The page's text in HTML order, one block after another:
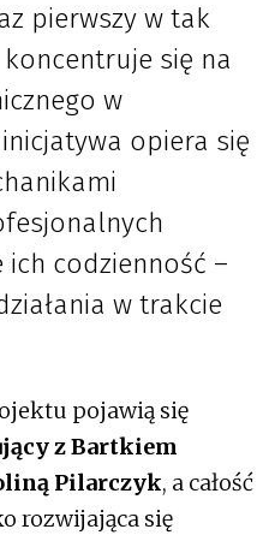
pierwszy w tak
się na
w
opiera się
ich codzienność –
w trakcie
pojawią się
z Bartkiem
Pilarczyk, a całość
rozwijająca się